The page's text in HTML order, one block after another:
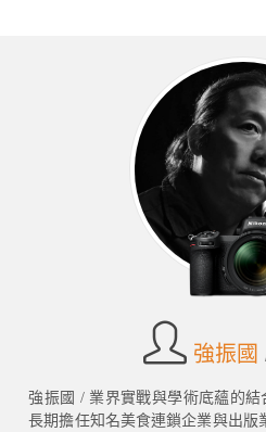
強振國
強振國 / 業界實戰與學術底蘊的結
長期擔任知名美食連鎖企業與出版